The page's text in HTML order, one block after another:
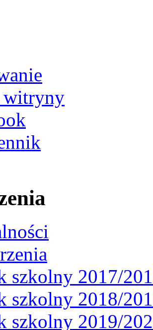
witryny
szkolny 2017/
szkolny 2018/
szkolny 2019/